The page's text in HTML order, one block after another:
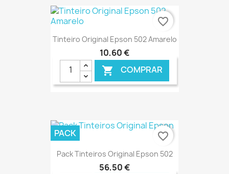
€ ONLINE
Tinteiro Original Epson 502 Amarelo
10,60 €
 COMPRAR
€ ONLINE
favorite_border
Pack Tinteiros Original Epson 502
56,50 €
PACK favorite_border